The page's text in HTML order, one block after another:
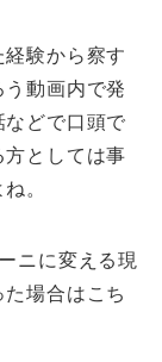
験から察す
動画内で発
どで口頭で
としては事
。
ニに変える現
場合はこち